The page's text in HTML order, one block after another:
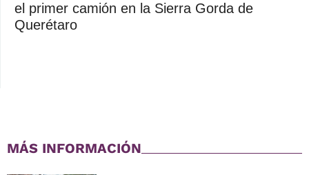
el primer camión en la Sierra Gorda de
Querétaro
MÁS INFORMACIÓN